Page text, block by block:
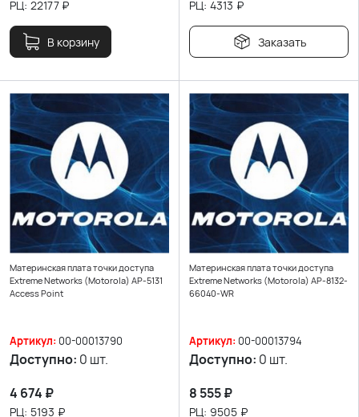
РЦ: 22177₽
В корзину
РЦ: 4313 ₽
Заказать
Материнская плата точки доступа
Extreme Networks (Motorola) AP-5131
Access Point
Артикул: 00-00013790
Доступно: 0 шт.
4 674 ₽
РЦ: 5193 ₽
Материнская плата точки доступа
Extreme Networks (Motorola) AP-8132-
66040-WR
Артикул: 00-00013794
Доступно: 0 шт.
8 555₽
РЦ: 9505 ₽